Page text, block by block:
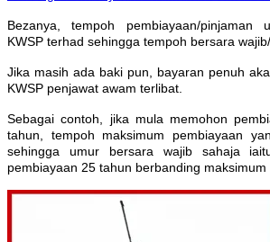
Bezanya, tempoh pembiayaan/pinjaman
KWSP terhad sehingga tempoh bersara
Jika masih ada baki pun, bayaran penuh
KWSP penjawat awam terlibat.
Sebagai contoh, jika mula memohon
tahun, tempoh maksimum pembiayaan
sehingga umur bersara wajib sahaja
pembiayaan 25 tahun berbanding maksimum